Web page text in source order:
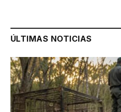
ÚLTIMAS NOTICIAS